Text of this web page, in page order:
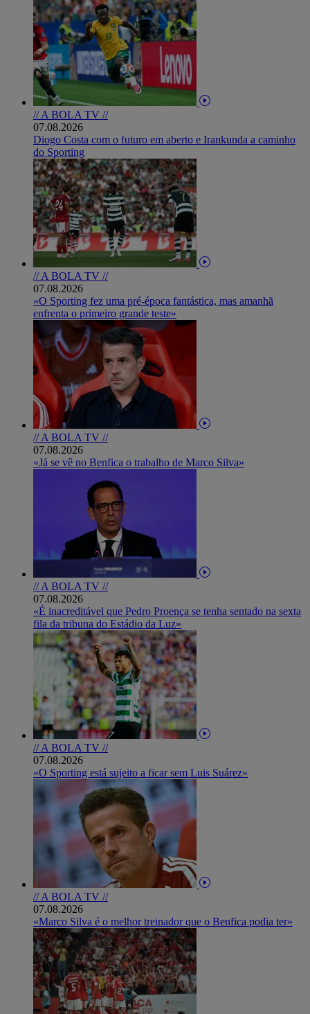
// A BOLA TV //
07.08.2026
Diogo Costa com o futuro em aberto e Irankunda a caminho
do Sporting
// A BOLA TV //
07.08.2026
«O Sporting fez uma pré-época fantástica, mas amanhã
enfrenta o primeiro grande teste»
// A BOLA TV //
07.08.2026
«Já se vê no Benfica o trabalho de Marco Silva»
// A BOLA TV //
07.08.2026
«É inacreditável que Pedro Proença se tenha sentado na sexta
fila da tribuna do Estádio da Luz»
// A BOLA TV //
07.08.2026
«O Sporting está sujeito a ficar sem Luis Suárez»
// A BOLA TV //
07.08.2026
«Marco Silva é o melhor treinador que o Benfica podia ter»